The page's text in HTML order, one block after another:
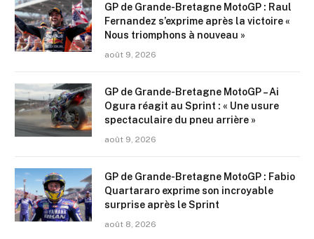
GP de Grande-Bretagne MotoGP : Raul
Fernandez s’exprime après la victoire «
Nous triomphons à nouveau »
août 9, 2026
GP de Grande-Bretagne MotoGP – Ai
Ogura réagit au Sprint : « Une usure
spectaculaire du pneu arrière »
août 9, 2026
GP de Grande-Bretagne MotoGP : Fabio
Quartararo exprime son incroyable
surprise après le Sprint
août 8, 2026